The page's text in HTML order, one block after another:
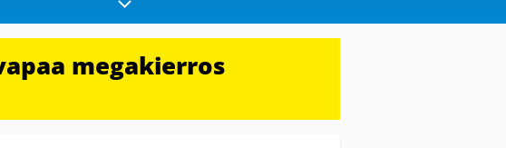
megakierros